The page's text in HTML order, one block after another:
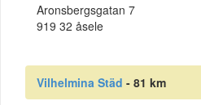
Aronsbergsgatan 7
919 32 åsele
Vilhelmina Städ - 81 km